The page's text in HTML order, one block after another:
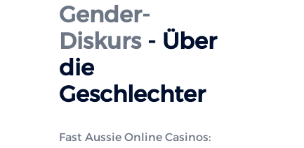
Gender-
Diskurs- Über
die
Geschlechter
Fast Aussie Online Casinos: